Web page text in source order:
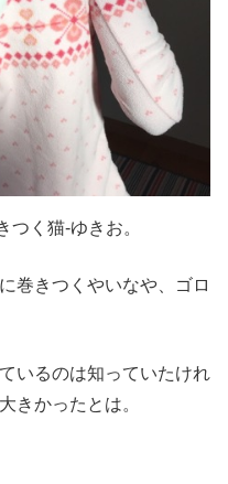
く猫-ゆきお。
巻きつくやいなや、ゴロ
いるのは知っていたけれ
きかったとは。